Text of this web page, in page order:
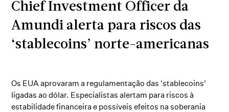
Chief Investment Officer da
Amundi alerta para riscos das
‘stablecoins’ norte-americanas
Os EUA aprovaram a regulamentação das 'stablecoins'
ligadas ao dólar. Especialistas alertam para riscos à
estabilidade financeira e possíveis efeitos na soberania